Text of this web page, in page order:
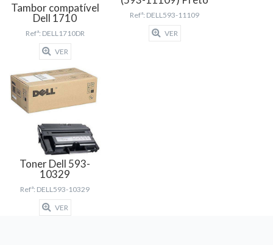
Tambor compatível
Dell 1710
Refª: DELL1710DR
VER
Refª: DELL593-11109
VER
Toner Dell 593-
10329
Refª: DELL593-10329
VER